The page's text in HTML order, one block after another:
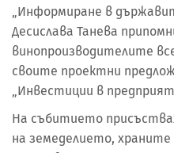
„Информиране в
Десислава Танева
винопроизводителите
своите проектни
„Инвестиции в
На събитието
на земеделието, храните